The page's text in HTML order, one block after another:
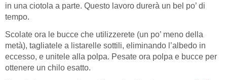
in una ciotola a parte. Questo lavoro durerà un bel po’ di
tempo.
Scolate ora le bucce che utilizzerete (un po’ meno della
metà), tagliatele a listarelle sottili, eliminando l’albedo in
eccesso, e unitele alla polpa. Pesate ora polpa e bucce per
ottenere un chilo esatto.